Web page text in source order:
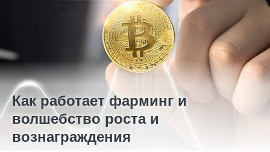
Как работает фарминг и
волшебство роста и
вознаграждения